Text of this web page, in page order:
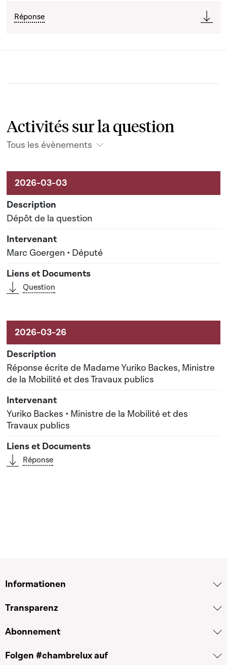
Réponse
Activités sur la question
Tous les évènements
Activités sur le dossier
Dépôt de la question
Marc Goergen • Député
Question
Réponse écrite de Madame Yuriko Backes, Ministre
de la Mobilité et des Travaux publics
Yuriko Backes • Ministre de la Mobilité et des
Travaux publics
Réponse
Informationen
Transparenz
Abonnement
Folgen #chambrelux auf